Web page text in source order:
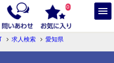
0
求人検索
愛知県